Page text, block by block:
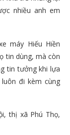
nhiều anh em
máy Hiếu Hiền
tin dùng, mà còn
tin tưởng khi lựa
đi kèm cùng
thị xã Phú Thọ,